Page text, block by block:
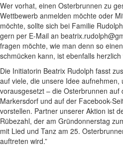
Wer vorhat, einen Osterbrunnen zu
Wettbewerb anmelden möchte oder
möchte, sollte sich bei Familie
gern per E-Mail an
fragen möchte, wie man denn so
schmücken kann, ist ebenfalls
Die Initiatorin Beatrix Rudolph fasst
auf viele, die unsere Idee
vorausgesetzt – die Osterbrunnen
Markersdorf und auf der Facebook-
vorstellen. Partner unserer Aktion ist
Rübezahl, der am Gründonnerstag
mit Lied und Tanz am 25.
auftreten wird.”